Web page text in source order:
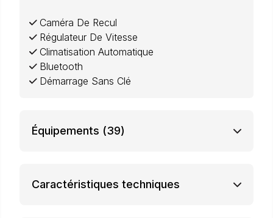
Caméra De Recul
Régulateur De Vitesse
Climatisation Automatique
Bluetooth
Démarrage Sans Clé
Équipements (39)
Caractéristiques techniques